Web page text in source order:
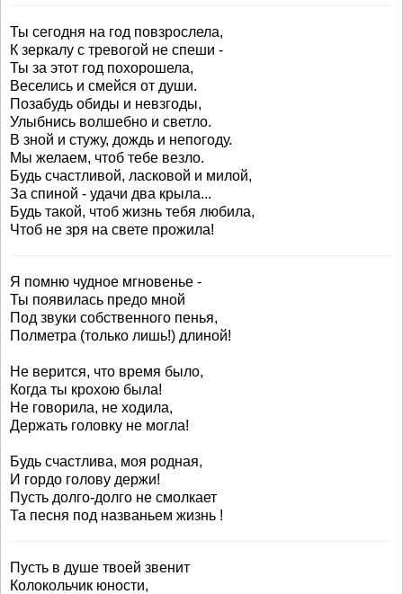
Ты сегодня на год повзрослела,
К зеркалу с тревогой не спеши -
Ты за этот год похорошела,
Веселись и смейся от души.
Позабудь обиды и невзгоды,
Улыбнись волшебно и светло.
В зной и стужу, дождь и непогоду.
Мы желаем, чтоб тебе везло.
Будь счастливой, ласковой и милой,
За спиной - удачи два крыла...
Будь такой, чтоб жизнь тебя любила,
Чтоб не зря на свете прожила!
Я помню чудное мгновенье -
Ты появилась предо мной
Под звуки собственного пенья,
Полметра (только лишь!) длиной!
Не верится, что время было,
Когда ты крохою была!
Не говорила, не ходила,
Держать головку не могла!
Будь счастлива, моя родная,
И гордо голову держи!
Пусть долго-долго не смолкает
Та песня под названьем жизнь !
Пусть в душе твоей звенит
Колокольчик юности,